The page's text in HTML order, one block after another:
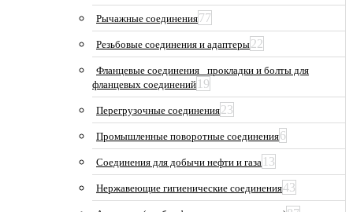
Рычажные соединения77
Резьбовые соединения и адаптеры22
Фланцевые соединения_ прокладки и болты для
фланцевых соединений 19
Перегрузочные соединения23
Промышленные поворотные соединения6
Соединения для добычи нефти и газа 13
Нержавеющие гигиенические соединения43